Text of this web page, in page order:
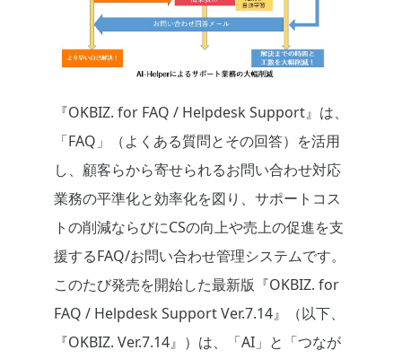
『OKBIZ. for FAQ / Helpdesk Support』は、
「FAQ」（よくある質問とその回答）を活用
し、顧客らから寄せられるお問い合わせ対応
業務の平準化と効率化を図り、サポートコス
トの削減ならびにCSの向上や売上の促進を支
援するFAQ/お問い合わせ管理システムです。
このたび発売を開始した最新版『OKBIZ. for
FAQ / Helpdesk Support Ver.7.14』（以下、
『OKBIZ. Ver.7.14』）は、「AI」と「つなが